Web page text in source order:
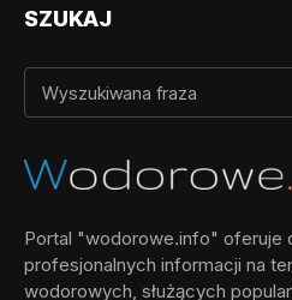
SZUKAJ
Portal "wodorowe.info" oferuje
profesjonalnych informacji na
wodorowych, służących